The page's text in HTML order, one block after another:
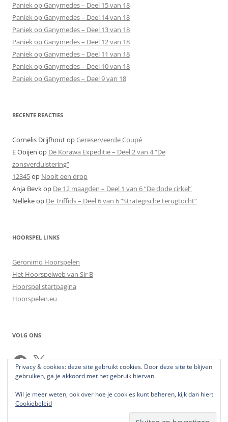
Paniek op Ganymedes – Deel 15 van 18
Paniek op Ganymedes – Deel 14 van 18
Paniek op Ganymedes – Deel 13 van 18
Paniek op Ganymedes – Deel 12 van 18
Paniek op Ganymedes – Deel 11 van 18
Paniek op Ganymedes – Deel 10 van 18
Paniek op Ganymedes – Deel 9 van 18
RECENTE REACTIES
Cornelis DrijfhoutopGereserveerde Coupé
E Ooijen op De Korawa Expeditie – Deel 2 van 4 “De
zonsverduistering”
12345op Nooit een drop
Anja Bevkop De 12 maagden – Deel 1 van 6 “De dode cirkel”
Nellekeop De Triffids – Deel 6 van 6 “Strategische terugtocht”
HOORSPEL LINKS
Geronimo Hoorspelen
Het Hoorspelweb van Sir B
Hoorspel startpagina
Hoorspelen.eu
VOLG ONS
Facebook
X
Privacy & cookies: deze site gebruikt cookies. Door deze site te blijven
gebruiken, ga je akkoord met het gebruik hiervan.
Wil je meer weten, ook over hoe je cookies kunt beheren, kijk dan hier:
Cookiebeleid